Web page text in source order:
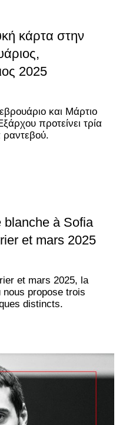
κάρτα στην
2025
και Μάρτιο
προτείνει τρία
ραντεβού.
blanche à Sofia
et mars 2025
et mars 2025, la
propose trois
distincts.